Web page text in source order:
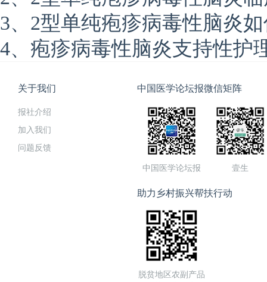
3、2型单纯疱疹病毒性脑炎
4、疱疹病毒性脑炎支持性护
关于我们
报社介绍
加入我们
问题反馈
中国医学论坛报微信矩阵
中国医学论坛报 壹生
助力乡村振兴帮扶行动
脱贫地区农副产品